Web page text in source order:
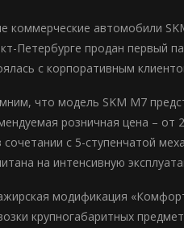
коммерческие автомобили
Петербурге продан первый
с корпоративным
что модель SKM M7
розничная цена –
сочетании с 5-ступенчатой
на интенсивную
модификация
крупногабаритных